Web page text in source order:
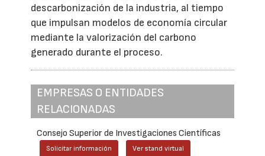
descarbonización de la industria, al tiempo
que impulsan modelos de economía circular
mediante la valorización del carbono
generado durante el proceso.
EMPRESAS O ENTIDADES
RELACIONADAS
Consejo Superior de Investigaciones Científicas
Solicitar información Ver stand virtual